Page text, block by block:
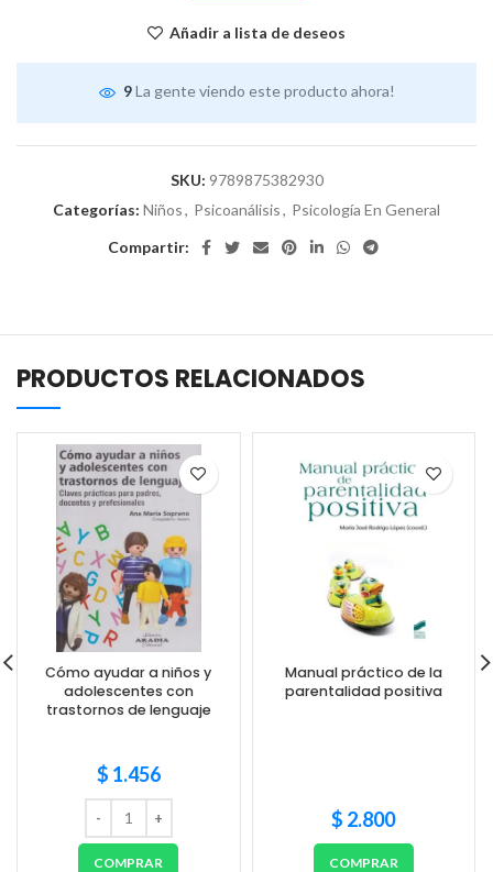
Añadir a lista de deseos
9 La gente viendo este producto ahora!
SKU: 9789875382930
Categorías: Niños, Psicoanálisis, Psicología En General
Compartir:
PRODUCTOS RELACIONADOS
Cómo ayudar a niños y
adolescentes con
trastornos de lenguaje
$ 1.456
COMPRAR
Manual práctico de la
parentalidad positiva
$ 2.800
COMPRAR